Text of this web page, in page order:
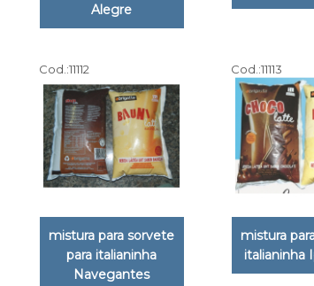
Alegre
Cod.:11112
mistura para sorvete
para italianinha
Navegantes
Cod.:11113
mistura
italianinha